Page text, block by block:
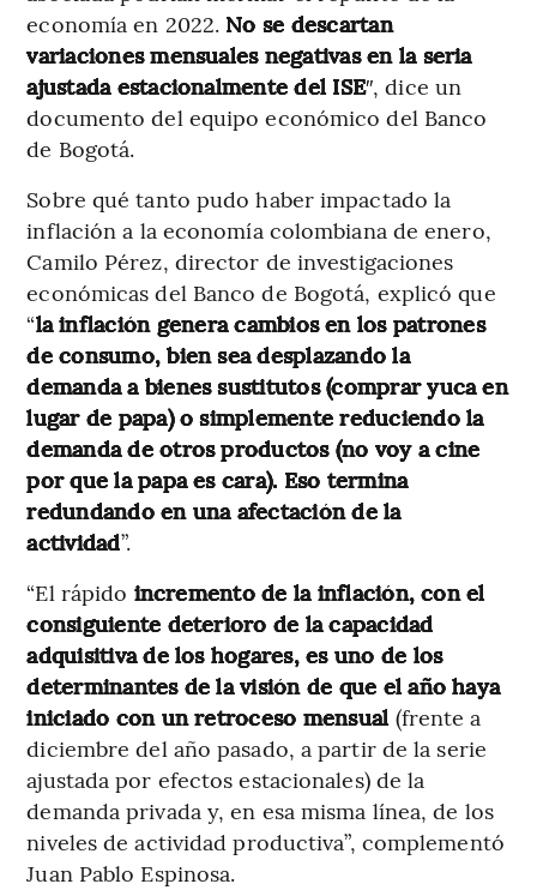
economía en 2022. No se descartan
variaciones mensuales negativas en la seria
ajustada estacionalmente del ISE″, dice un
documento del equipo económico del Banco
de Bogotá.
Sobre qué tanto pudo haber impactado la
inflación a la economía colombiana de enero,
Camilo Pérez, director de investigaciones
económicas del Banco de Bogotá, explicó que
“la inflación genera cambios en los patrones
de consumo, bien sea desplazando la
demanda a bienes sustitutos (comprar yuca en
lugar de papa) o simplemente reduciendo la
demanda de otros productos (no voy a cine
por que la papa es cara). Eso termina
redundando en una afectación de la
actividad”.
“El rápido incremento de la inflación, con el
consiguiente deterioro de la capacidad
adquisitiva de los hogares, es uno de los
determinantes de la visión de que el año haya
iniciado con un retroceso mensual (frente a
diciembre del año pasado, a partir de la serie
ajustada por efectos estacionales) de la
demanda privada y, en esa misma línea, de los
niveles de actividad productiva”, complementó
Juan Pablo Espinosa.